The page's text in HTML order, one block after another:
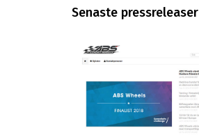
Senaste pressreleaser